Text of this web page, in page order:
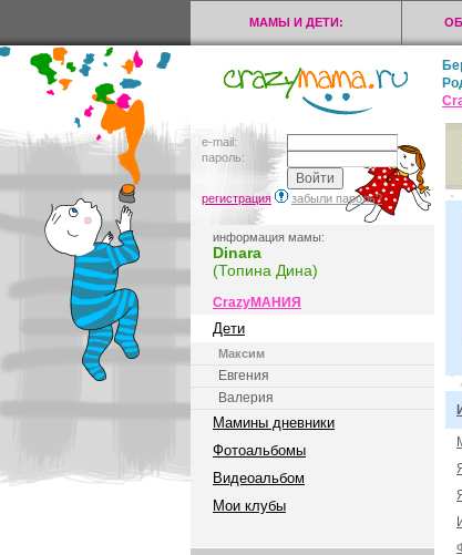
МАМЫ И ДЕТИ:
e-mail:
пароль:
регистрация забыли пароль?
информация мамы:
Dinara
(Топина Дина)
CrazyМАНИЯ
Дети
Максим
Евгения
Валерия
Мамины дневники
Фотоальбомы
Видеоальбом
Мои клубы